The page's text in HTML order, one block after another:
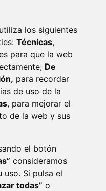
los siguientes
Técnicas,
para que la web
De
para recordar
de uso de la
, para mejorar el
de la web y sus
el botón
consideramos
uso. Si pulsa el
todas” o
- ARAGÓN (ESPAÑA)
700 ·
DATOS